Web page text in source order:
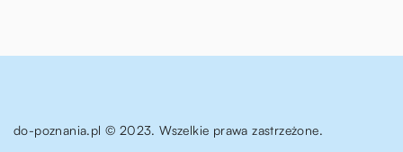
do-poznania.pl © 2023. Wszelkie prawa zastrzeżone.